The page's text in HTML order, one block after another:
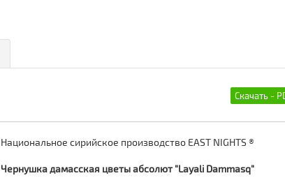
Национальное сирийское производство EAST NIGHTS ®
Чернушка дамасская цветы абсолют "Layali Dammasq"